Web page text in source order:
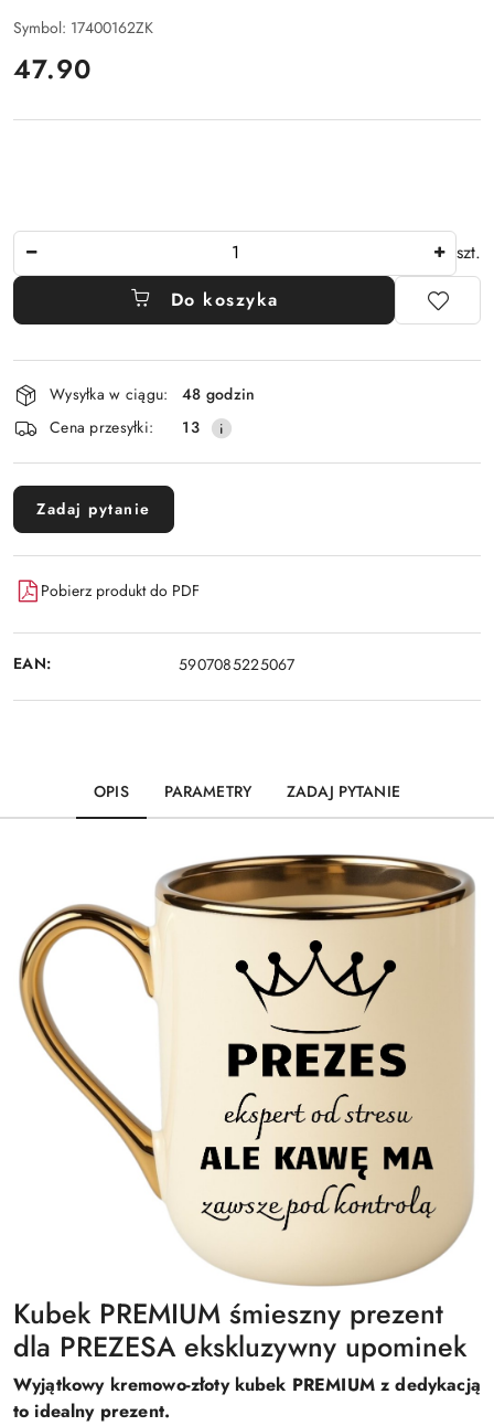
Symbol: 17400162ZK
cena:
47.90
szt.
Do koszyka
Dostępność
i
dostawa
Wysyłka w ciągu:
48 godzin
Cena przesyłki:
13
Zadaj pytanie
Pobierz produkt do PDF
EAN: 5907085225067
OPIS PARAMETRY ZADAJ PYTANIE
Kubek PREMIUM śmieszny prezent
dla PREZESA ekskluzywny upominek
Wyjątkowy kremowo-złoty kubek PREMIUM z dedykacją
to idealny prezent.